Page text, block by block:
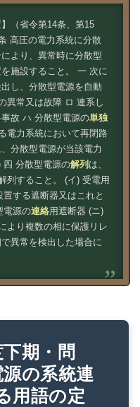
（省令第14条、第15
高圧の電力系統に分散
より、異常時に分散型
施設すること。 一 次に
し、分散型電源を自動
異常又は故障 ロ 連系し
故 ハ 分散型電源の単独
電力系統において再閉路
分散型電源が当該電力
四 分散型電源の解列 は、
列すること。 (イ) 受電用
する遮断器又はこれと
電源の連絡用遮断器 (ニ)
より複数の相に保護リレ
異常を検出した場合に
下期・問
の系統連
用語の定